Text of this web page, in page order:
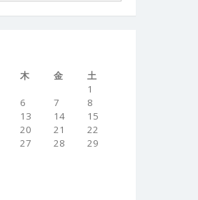
木 金
土
1
6 7
8
13 14
15
20 21
22
27 28
29